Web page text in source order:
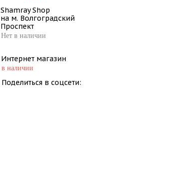
Shamray Shop
на м. Волгоградский
Проспект
Нет в наличии
Интернет магазин
в наличии
Поделиться в соцсети: